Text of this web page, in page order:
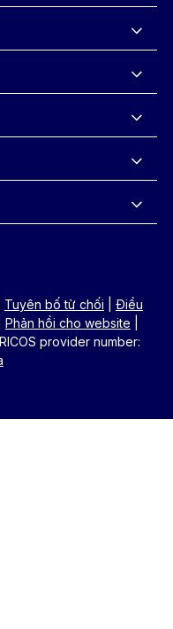
Tuyên bố từ chối
Điều
Phản hồi cho website
provider number: